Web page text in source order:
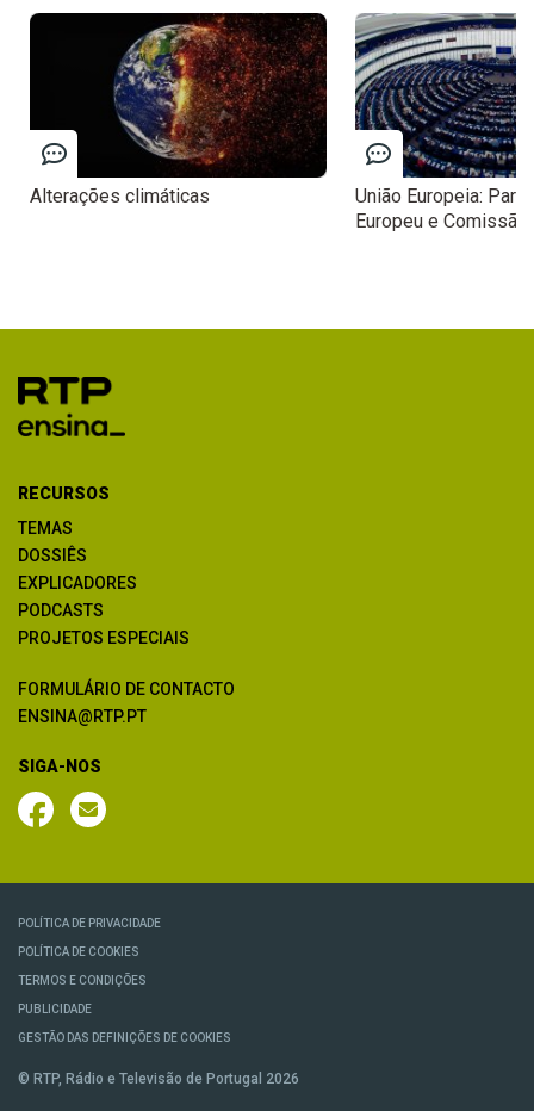
Alterações climáticas
União Europeia:
Europeu e Comissão
RECURSOS
TEMAS
DOSSIÊS
EXPLICADORES
PODCASTS
PROJETOS ESPECIAIS
FORMULÁRIO DE CONTACTO
ENSINA@RTP.PT
SIGA-NOS
POLÍTICA DE PRIVACIDADE
POLÍTICA DE COOKIES
TERMOS E CONDIÇÕES
PUBLICIDADE
GESTÃO DAS DEFINIÇÕES DE COOKIES
© RTP, Rádio e Televisão de Portugal 2026